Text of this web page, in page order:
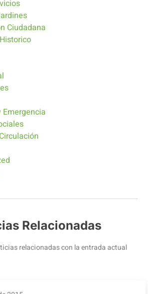
Ciudadana
Relacionadas
relacionadas con la entrada actual